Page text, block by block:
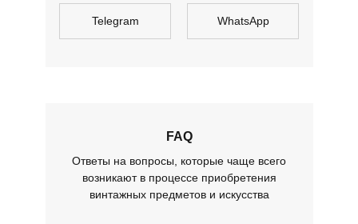
Telegram WhatsApp
FAQ
Ответы на вопросы, которые чаще всего
возникают в процессе приобретения
винтажных предметов и искусства